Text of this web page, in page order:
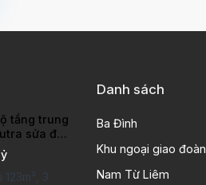
tầng trung
sửa đẹp
cao
3
Danh sách
Ba Đình
Khu ngoại giao đoàn
Nam Từ Liêm